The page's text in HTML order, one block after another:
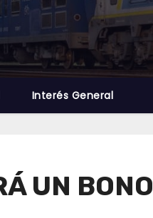
Interés General
UN